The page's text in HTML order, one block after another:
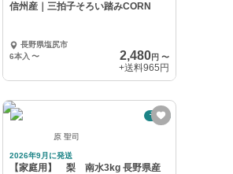
信州産｜三拍子そろい踏みCORN
長野県塩尻市
6本入 〜 2,480円 〜
+送料965円
予約
原 聖司
2026年9月に発送
【家庭用】 梨 南水3kg 長野県産